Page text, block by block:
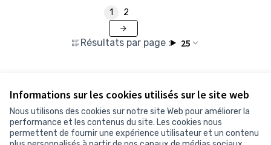
Informations sur les cookies utilisés sur le site web
Nous utilisons des cookies sur notre site Web pour améliorer la
performance et les contenus du site. Les cookies nous
permettent de fournir une expérience utilisateur et un contenu
Résultats par page : 25
1 2
Voir toutes les propositions retirées
Conditions d'utilisation